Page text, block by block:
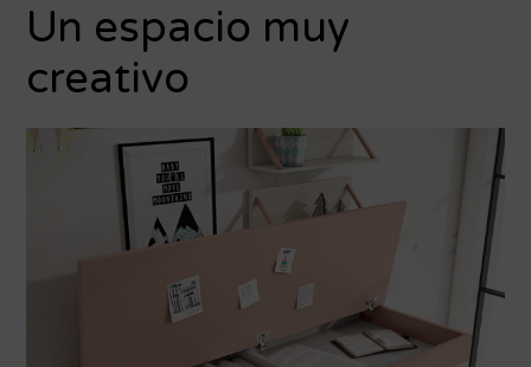
Un espacio muy
creativo